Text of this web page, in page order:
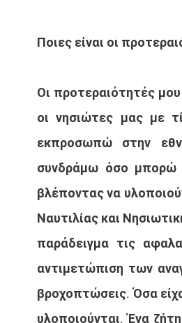
Ποιες είναι οι
Οι προτεραιότητές
οι νησιώτες μας με
εκπροσωπώ στην
συνδράμω όσο μπορώ
βλέποντας να
Ναυτιλίας και
παράδειγμα τις
αντιμετώπιση των
βροχοπτώσεις. Όσα
υλοποιούνται. Ένα